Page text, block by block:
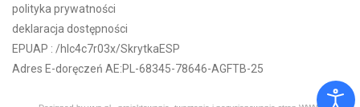
polityka prywatności
deklaracja dostępności
EPUAP : /hlc4c7r03x/SkrytkaESP
Adres E-doręczeń AE:PL-68345-78646-AGFTB-25